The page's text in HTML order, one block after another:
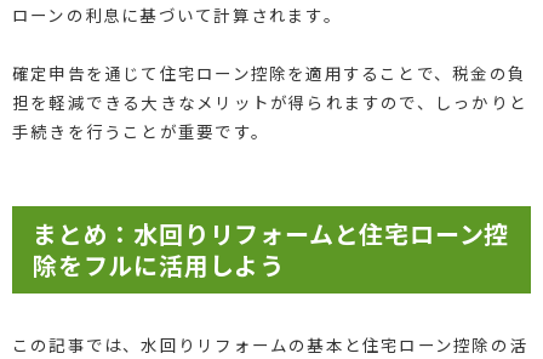
ローンの利息に基づいて計算されます。
確定申告を通じて住宅ローン控除を適用することで、税金の負
担を軽減できる大きなメリットが得られますので、しっかりと
手続きを行うことが重要です。
まとめ：水回りリフォームと住宅ローン控
除をフルに活用しよう
この記事では、水回りリフォームの基本と住宅ローン控除の活